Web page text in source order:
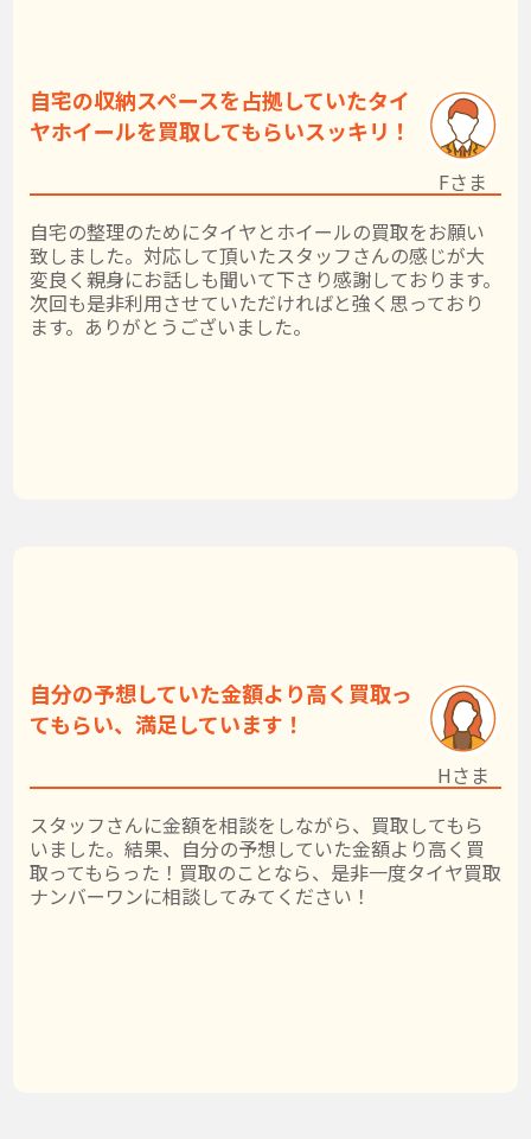
自宅の収納スペースを占拠していたタイ
ヤホイールを買取してもらいスッキリ！
自宅の整理のためにタイヤとホイールの買取をお願い
致しました。対応して頂いたスタッフさんの感じが大
変良く親身にお話しも聞いて下さり感謝しております。
次回も是非利用させていただければと強く思っており
ます。ありがとうございました。
Fさま
自分の予想していた金額より高く買取っ
てもらい、満足しています！
スタッフさんに金額を相談をしながら、買取してもら
いました。結果、自分の予想していた金額より高く買
取ってもらった！買取のことなら、是非一度タイヤ買取
ナンバーワンに相談してみてください！
Hさま